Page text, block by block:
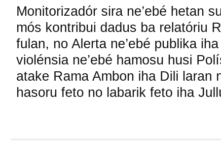
Monitorizadór sira ne’ebé hetan
mós kontribui dadus ba relatóriu
fulan, no Alerta ne’ebé publika
violénsia ne’ebé hamosu husi
atake Rama Ambon iha Dili laran
hasoru feto no labarik feto iha